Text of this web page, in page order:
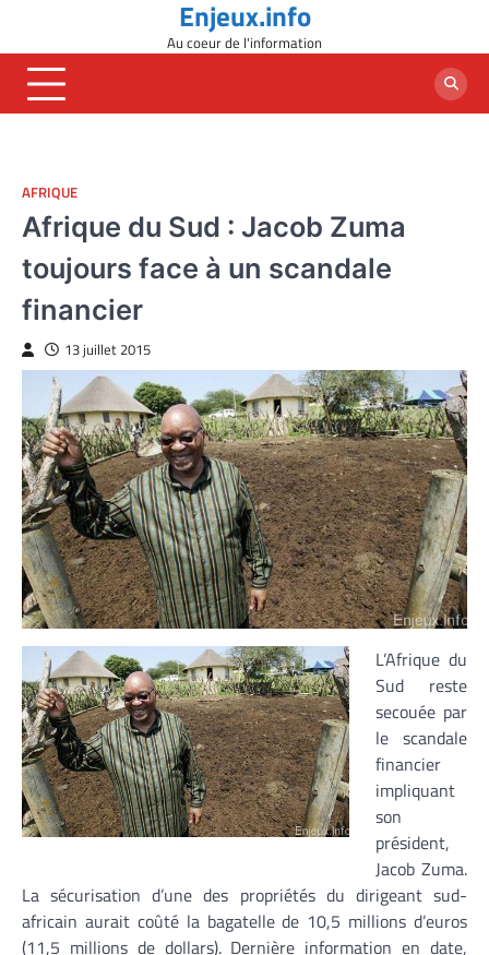
content
Enjeux.info
Au coeur de l'information
AFRIQUE
Afrique du Sud : Jacob Zuma
toujours face à un scandale
financier
13 juillet 2015
L’Afrique du
Sud reste
secouée par
le scandale
financier
impliquant
son
président,
Jacob Zuma.
La sécurisation d’une des propriétés du dirigeant sud-
africain aurait coûté la bagatelle de 10,5 millions d’euros
(11,5 millions de dollars). Dernière information en date,